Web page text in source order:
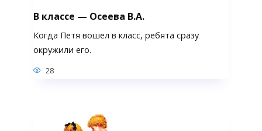
В классе — Осеева В.А.
Когда Петя вошел в класс, ребята сразу
окружили его.
28